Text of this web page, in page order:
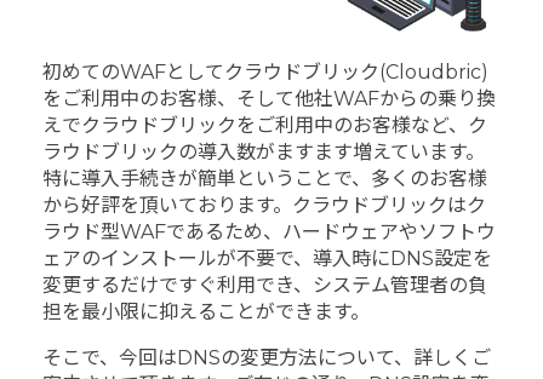
初めてのWAFとしてクラウドブリック(Cloudbric)
をご利用中のお客様、そして他社WAFからの乗り換
えでクラウドブリックをご利用中のお客様など、ク
ラウドブリックの導入数がますます増えています。
特に導入手続きが簡単ということで、多くのお客様
から好評を頂いております。クラウドブリックはク
ラウド型WAFであるため、ハードウェアやソフトウ
ェアのインストールが不要で、導入時にDNS設定を
変更するだけですぐ利用でき、システム管理者の負
担を最小限に抑えることができます。
そこで、今回はDNSの変更方法について、詳しくご